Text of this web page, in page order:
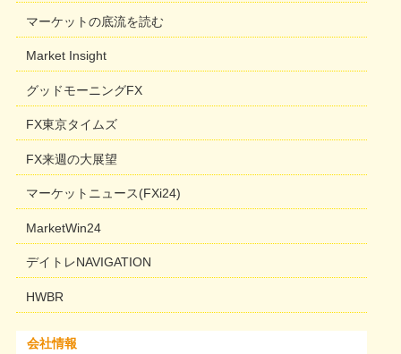
マーケットの底流を読む
Market Insight
グッドモーニングFX
FX東京タイムズ
FX来週の大展望
マーケットニュース(FXi24)
MarketWin24
デイトレNAVIGATION
HWBR
会社情報